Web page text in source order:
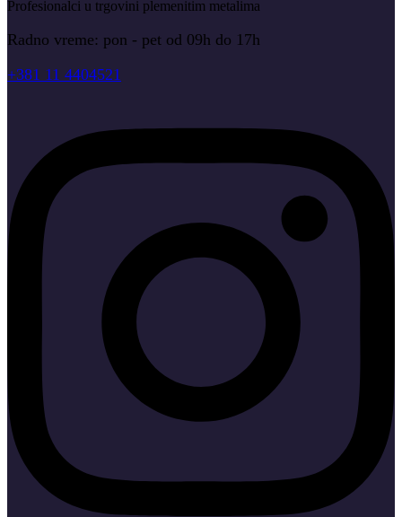
Profesionalci u trgovini plemenitim metalima
Radno vreme: pon - pet od 09h do 17h
+381 11 4404521